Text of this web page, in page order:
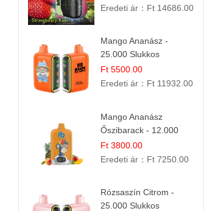
Gyümölcs Ízek
Eredeti ár： Ft 14686.00
Mango Ananász -
25.000 Slukkos
eldobható E-cigaretta |
Trópusi Ízélmény
Ft 5500.00
Eredeti ár： Ft 11932.00
Mango Ananász
Őszibarack - 12.000
Slukkos eldobható e-
Cigaretta
Ft 3800.00
Eredeti ár： Ft 7250.00
Rózsaszín Citrom -
25.000 Slukkos